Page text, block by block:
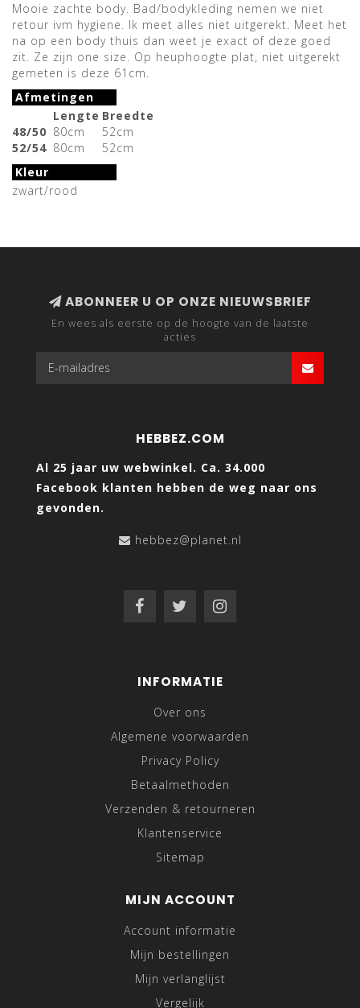
Mooie zachte body. Bad/bodykleding nemen we niet
retour ivm hygiene. Ik meet alles niet uitgerekt. Meet het
na op een body thuis dan weet je exact of deze goed
zit. Ze zijn one size. Op heuphoogte plat, niet uitgerekt
gemeten is deze 61cm.
Afmetingen
Lengte Breedte
48/50 80cm
52cm
52/54 80cm
52cm
Kleur
zwart/rood
ABONNEER U OP ONZE NIEUWSBRIEF
En wees als eerste op de hoogte van de laatste
acties
HEBBEZ.COM
Al 25 jaar uw webwinkel. Ca. 34.000
Facebook klanten hebben de weg naar ons
gevonden.
hebbez@planet.nl
INFORMATIE
Over ons
Algemene voorwaarden
Privacy Policy
Betaalmethoden
Verzenden & retourneren
Klantenservice
Sitemap
MIJN ACCOUNT
Account informatie
Mijn bestellingen
Mijn verlanglijst
Vergelijk